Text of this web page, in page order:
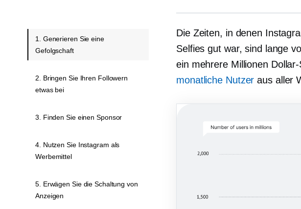
Die Zeiten, in denen
Selfies gut war, sind lange
ein mehrere Millionen
monatliche Nutzer aus aller
1. Generieren Sie eine
Gefolgschaft
2. Bringen Sie Ihren Followern
etwas bei
3. Finden Sie einen Sponsor
4. Nutzen Sie Instagram als
Werbemittel
5. Erwägen Sie die Schaltung von
Anzeigen